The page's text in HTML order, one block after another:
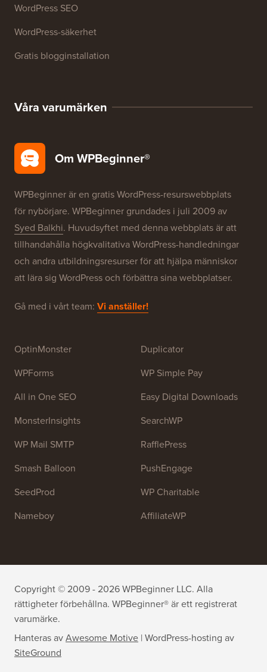
WordPress SEO
WordPress-säkerhet
Gratis blogginstallation
Våra varumärken
Om WPBeginner®
WPBeginner är en gratis WordPress-resurswebbplats
för nybörjare. WPBeginner grundades i juli 2009 av
Syed Balkhi. Huvudsyftet med denna webbplats är att
tillhandahålla högkvalitativa WordPress-handledningar
och andra utbildningsresurser för att hjälpa människor
att lära sig WordPress och förbättra sina webbplatser.
Gå med i vårt team: Vi anställer!
OptinMonster
WPForms
All in One SEO
MonsterInsights
WP Mail SMTP
Smash Balloon
SeedProd
Nameboy
Duplicator
WP Simple Pay
Easy Digital Downloads
SearchWP
RafflePress
PushEngage
WP Charitable
AffiliateWP
Copyright © 2009 - 2026 WPBeginner LLC. Alla
rättigheter förbehållna. WPBeginner® är ett registrerat
varumärke.
Hanteras avAwesome Motive | WordPress-hosting av
SiteGround